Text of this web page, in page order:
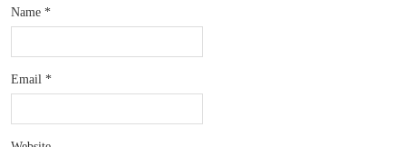
Name *
Email *